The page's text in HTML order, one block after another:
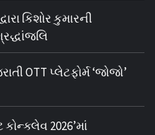
કિશોર કુમારની
OTT પ્લેટફોર્મ ‘જોજો’
2026’માં